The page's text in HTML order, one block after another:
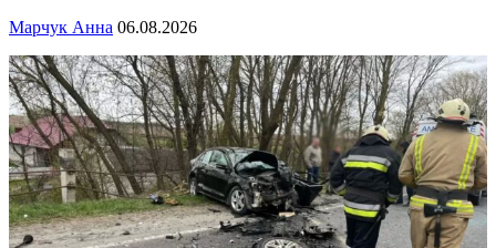
Марчук Анна 06.08.2026